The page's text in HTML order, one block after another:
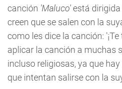
canción 'Maluco'está dirigida
creen que se salen con la
como les dice la canción:
aplicar la canción a muchas
incluso religiosas, ya que
que intentan salirse con la